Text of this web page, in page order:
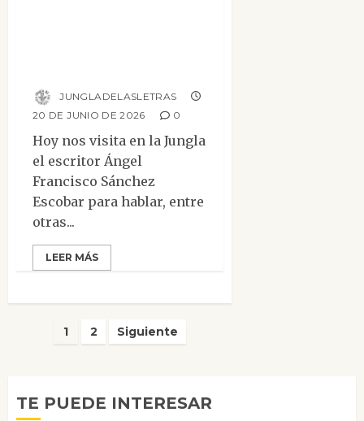
JUNGLADELASLETRAS
20 DE JUNIO DE 2026
0
Hoy nos visita en la Jungla
el escritor Ángel
Francisco Sánchez
Escobar para hablar, entre
otras...
LEER MÁS
Paginación
1 2 Siguiente
TE PUEDE INTERESAR